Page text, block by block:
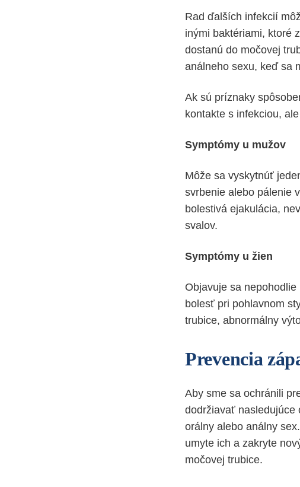
Rad ďalších infekcií
inými baktériami, ktoré
dostanú do močovej
análneho sexu, keď sa
Ak sú príznaky
kontakte s infekciou,
Symptómy u mužov
Môže sa vyskytnúť
svrbenie alebo pálenie
bolestivá ejakulácia,
svalov.
Symptómy u žien
Objavuje sa
bolesť pri pohlavnom
trubice, abnormálny
Prevencia
Aby sme sa ochránili
dodržiavať nasledujúce
orálny alebo análny
umyte ich a zakryte
močovej trubice.